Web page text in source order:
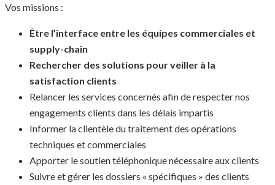
Vos missions :
Être l’interface entre les équipes commerciales et
supply-chain
Rechercher des solutions pour veiller à la
satisfaction clients
Relancer les services concernés afin de respecter nos
engagements clients dans les délais impartis
Informer la clientèle du traitement des opérations
techniques et commerciales
Apporter le soutien téléphonique nécessaire aux clients
Suivre et gérer les dossiers « spécifiques » des clients